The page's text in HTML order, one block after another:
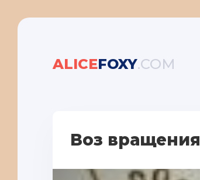
ALICEFOXY.COM
Воз вращения